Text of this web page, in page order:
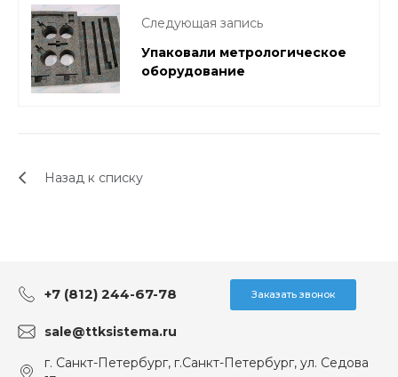
Следующая запись
Упаковали метрологическое
оборудование
Назад к списку
+7 (812) 244-67-78 Заказать звонок
sale@ttksistema.ru
г. Санкт-Петербург, г.Санкт-Петербург, ул. Седова